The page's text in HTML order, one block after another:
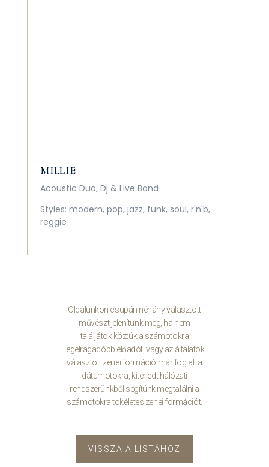
MILLIE
Acoustic Duo, Dj & Live Band
Styles: modern, pop, jazz, funk, soul, r'n'b,
reggie
Oldalunkon csupán néhány választott
művészt jelenítünk meg, ha nem
találjátok köztük a számotokra
legelragadóbb előadót, vagy az általatok
választott zenei formáció már foglalt a
dátumotokra, kiterjedt hálózati
rendszerünkből segítünk megtalálni a
számotokra tökéletes zenei formációt.
VISSZA A LISTÁHOZ